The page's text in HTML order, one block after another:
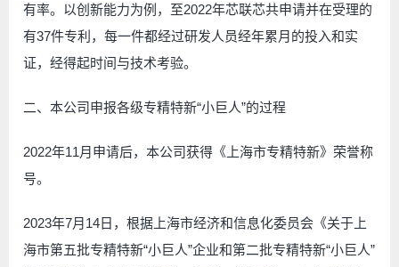
有率。以创新能力为例，至2022年芯联芯共申请并在受理的
有37件专利，每一件都经过研发人员经年累月的投入和实
证，经得起时间与技术考验。
二、本公司申报各级专精特新“小巨人”的过程
2022年11月申请后，本公司获得《上海市专精特新》荣誉称
号。
2023年7月14日，根据上海市经济和信息化委员会《关于上
海市第五批专精特新“小巨人”企业和第二批专精特新“小巨人”